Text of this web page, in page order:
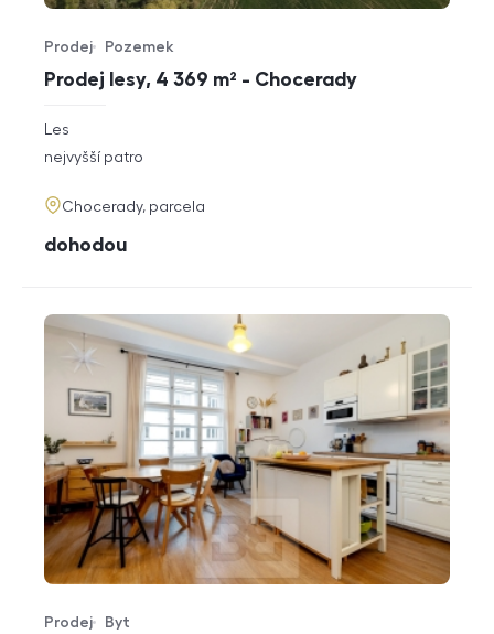
Prodej lesy, 4 369 m² - Chocerady
Typ nabídky
Prodej
Typ nemovitosti
Pozemek
rozměry
dispozice
Les
funkce
nejvyšší patro
adresa
Chocerady, parcela
cena
dohodou
Prodej Byt